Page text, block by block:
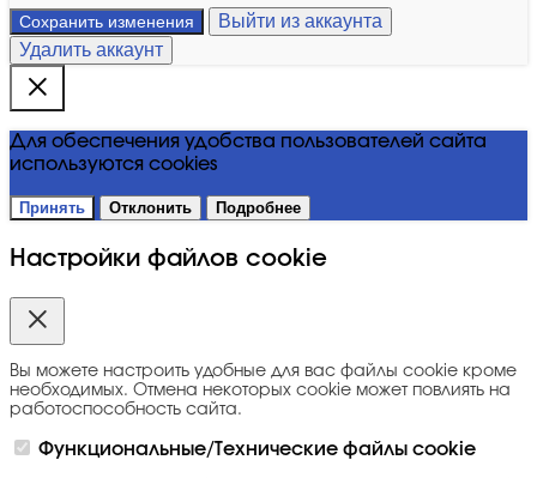
Сохранить изменения
Выйти из аккаунта
Удалить аккаунт
Для обеспечения удобства пользователей сайта
используются cookies
Принять Отклонить Подробнее
Настройки файлов cookie
Вы можете настроить удобные для вас файлы cookie кроме
необходимых. Отмена некоторых cookie может повлиять на
работоспособность сайта.
Функциональные/Технические файлы cookie